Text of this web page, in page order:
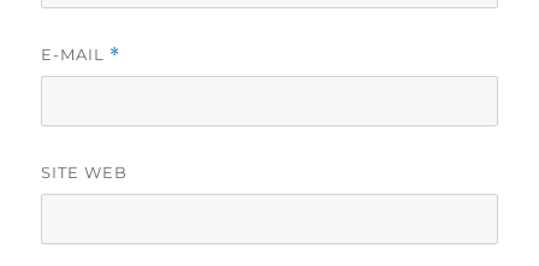
E-MAIL *
SITE WEB